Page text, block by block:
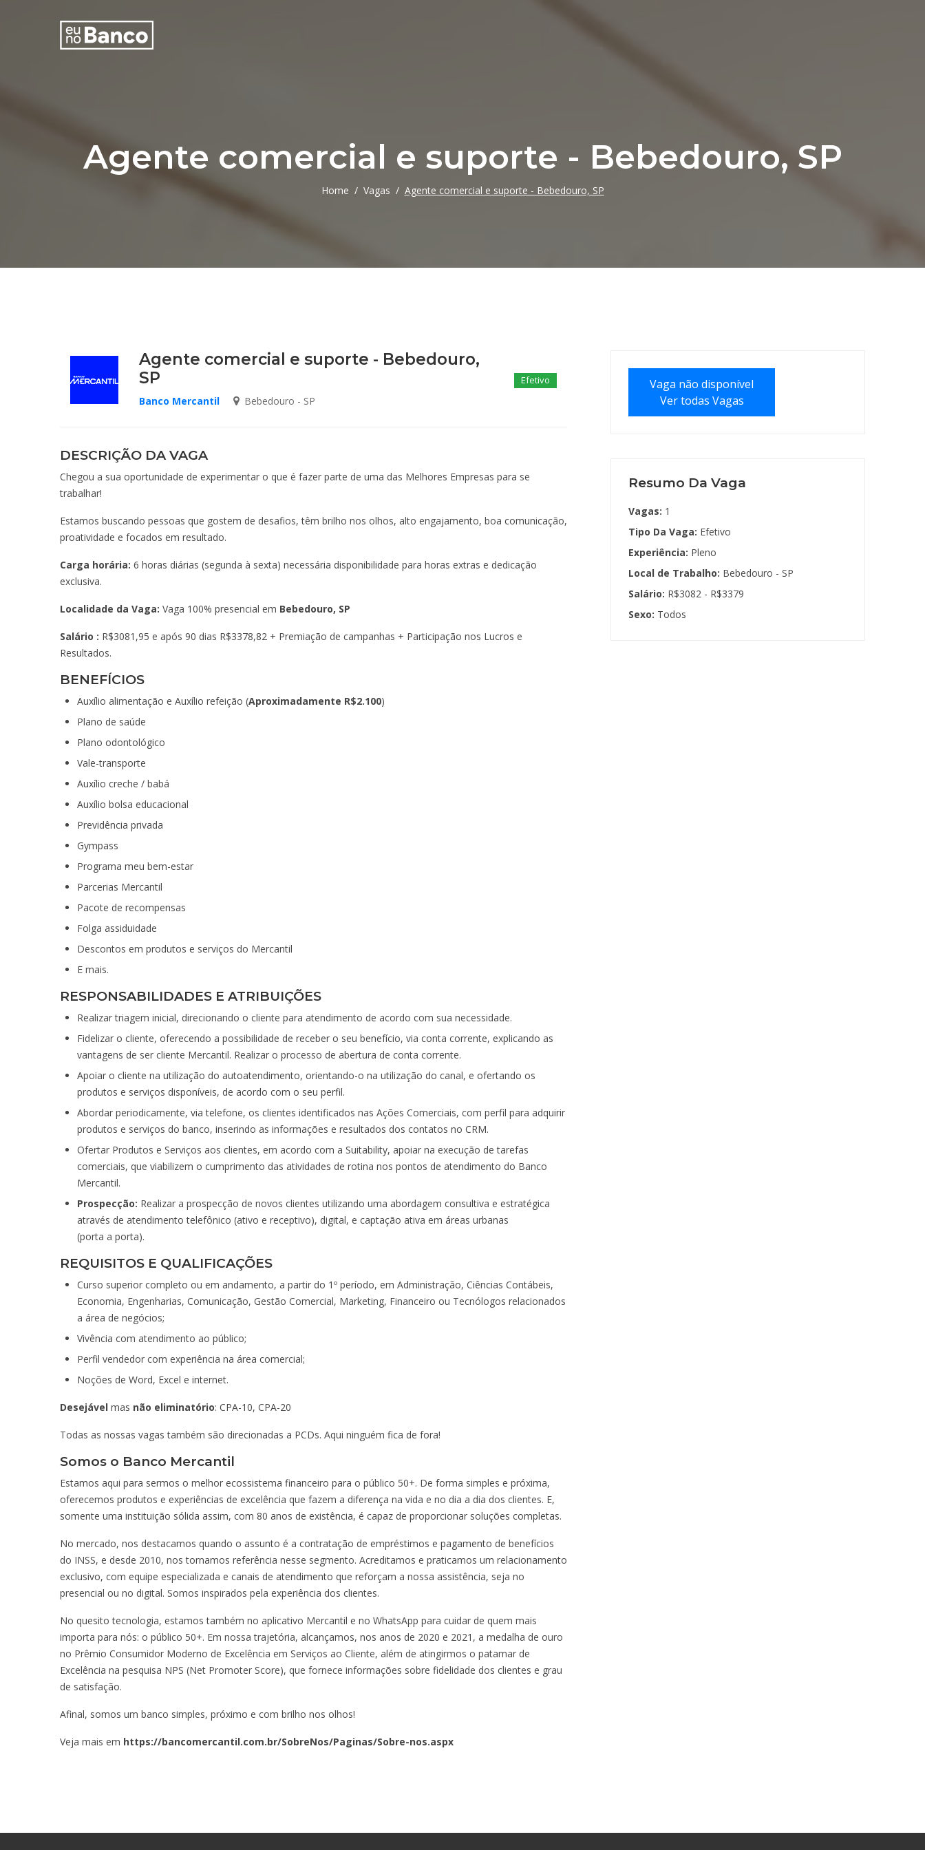
Agente comercial e suporte - Bebedouro, SP
Home Vagas Agente comercial e suporte - Bebedouro, SP
Efetivo
Agente comercial e suporte - Bebedouro,
SP
Banco Mercantil Bebedouro - SP
DESCRIÇÃO DA VAGA
Chegou a sua oportunidade de experimentar o que é fazer parte de uma das Melhores Empresas para se
trabalhar!
Estamos buscando pessoas que gostem de desafios, têm brilho nos olhos, alto engajamento, boa comunicação,
proatividade e focados em resultado.
Carga horária: 6 horas diárias (segunda à sexta) necessária disponibilidade para horas extras e dedicação
exclusiva.
Localidade da Vaga: Vaga 100% presencial em Bebedouro, SP
Salário : R$3081,95 e após 90 dias R$3378,82 + Premiação de campanhas + Participação nos Lucros e
Resultados.
BENEFÍCIOS
Auxílio alimentação e Auxílio refeição (Aproximadamente R$2.100)
Plano de saúde
Plano odontológico
Vale-transporte
Auxílio creche / babá
Auxílio bolsa educacional
Previdência privada
Gympass
Programa meu bem-estar
Parcerias Mercantil
Pacote de recompensas
Folga assiduidade
Descontos em produtos e serviços do Mercantil
E mais.
RESPONSABILIDADES E ATRIBUIÇÕES
Realizar triagem inicial, direcionando o cliente para atendimento de acordo com sua necessidade.
Fidelizar o cliente, oferecendo a possibilidade de receber o seu benefício, via conta corrente, explicando as
vantagens de ser cliente Mercantil. Realizar o processo de abertura de conta corrente.
Apoiar o cliente na utilização do autoatendimento, orientando-o na utilização do canal, e ofertando os
produtos e serviços disponíveis, de acordo com o seu perfil.
Abordar periodicamente, via telefone, os clientes identificados nas Ações Comerciais, com perfil para adquirir
produtos e serviços do banco, inserindo as informações e resultados dos contatos no CRM.
Ofertar Produtos e Serviços aos clientes, em acordo com a Suitability, apoiar na execução de tarefas
comerciais, que viabilizem o cumprimento das atividades de rotina nos pontos de atendimento do Banco
Mercantil.
Prospecção: Realizar a prospecção de novos clientes utilizando uma abordagem consultiva e estratégica
através de atendimento telefônico (ativo e receptivo), digital, e captação ativa em áreas urbanas
(porta a porta).
REQUISITOS E QUALIFICAÇÕES
Curso superior completo ou em andamento, a partir do 1º período, em Administração, Ciências Contábeis,
Economia, Engenharias, Comunicação, Gestão Comercial, Marketing, Financeiro ou Tecnólogos relacionados
a área de negócios;
Vivência com atendimento ao público;
Perfil vendedor com experiência na área comercial;
Noções de Word, Excel e internet.
Desejável mas não eliminatório: CPA-10, CPA-20
Todas as nossas vagas também são direcionadas a PCDs. Aqui ninguém fica de fora!
Somos o Banco Mercantil
Estamos aqui para sermos o melhor ecossistema financeiro para o público 50+. De forma simples e próxima,
oferecemos produtos e experiências de excelência que fazem a diferença na vida e no dia a dia dos clientes. E,
somente uma instituição sólida assim, com 80 anos de existência, é capaz de proporcionar soluções completas.
No mercado, nos destacamos quando o assunto é a contratação de empréstimos e pagamento de benefícios
do INSS, e desde 2010, nos tornamos referência nesse segmento. Acreditamos e praticamos um relacionamento
exclusivo, com equipe especializada e canais de atendimento que reforçam a nossa assistência, seja no
presencial ou no digital. Somos inspirados pela experiência dos clientes.
No quesito tecnologia, estamos também no aplicativo Mercantil e no WhatsApp para cuidar de quem mais
importa para nós: o público 50+. Em nossa trajetória, alcançamos, nos anos de 2020 e 2021, a medalha de ouro
no Prêmio Consumidor Moderno de Excelência em Serviços ao Cliente, além de atingirmos o patamar de
Excelência na pesquisa NPS (Net Promoter Score), que fornece informações sobre fidelidade dos ​clientes e grau
de satisfação.
Afinal, somos um banco simples, próximo e com brilho nos olhos!
Veja mais em https://bancomercantil.com.br/SobreNos/Paginas/Sobre-nos.aspx
Vaga não disponível
Ver todas Vagas
Resumo Da Vaga
Vagas: 1
Tipo Da Vaga: Efetivo
Experiência: Pleno
Local de Trabalho: Bebedouro - SP
Salário: R$3082 - R$3379
Sexo: Todos